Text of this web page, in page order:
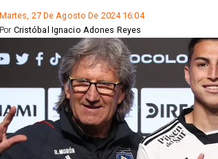
Martes, 27 De Agosto De 2024 16:04
Cristóbal Ignacio Adones Reyes
Por